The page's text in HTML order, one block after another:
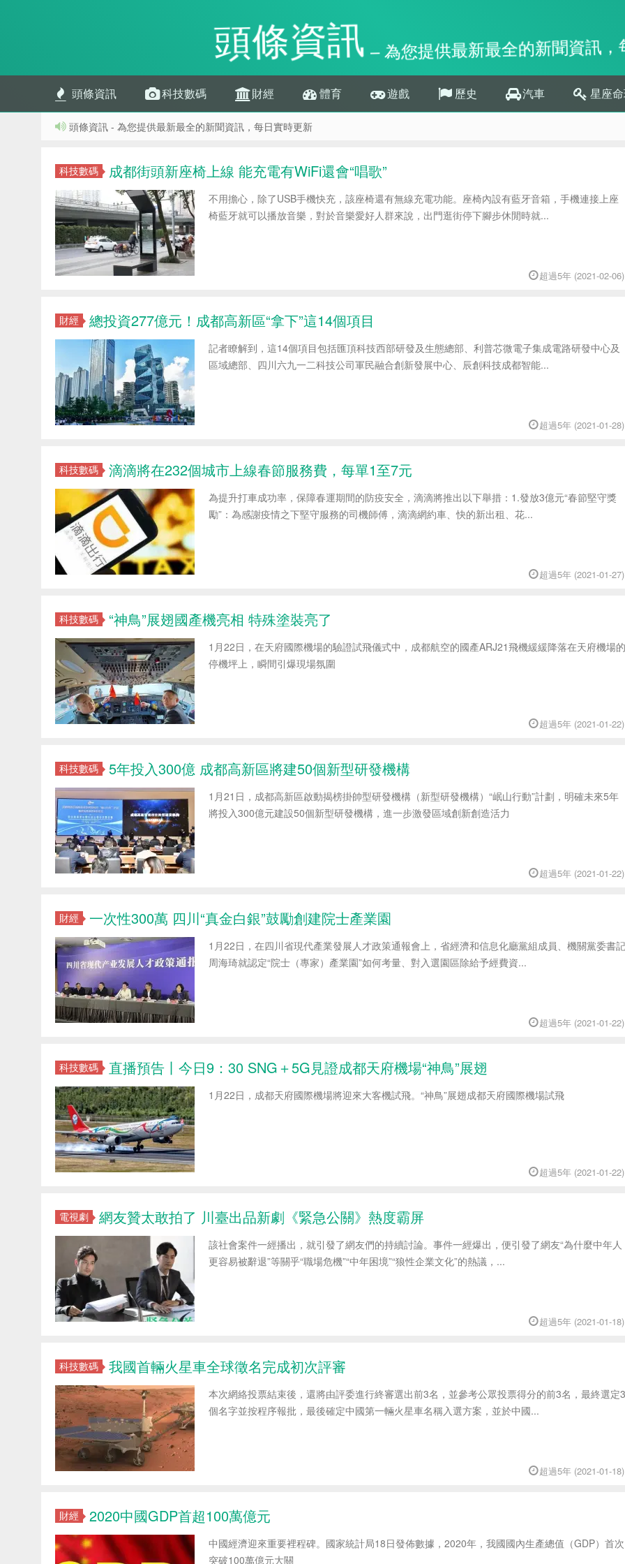
頭條資訊– 為您提供最新最全的新聞資訊
頭條資訊 科技數碼 財經 體育 遊戲 歷史 汽車 星座
頭條資訊 - 為您提供最新最全的新聞資訊，每日實時更新
科技數碼 成都街頭新座椅上線 能充電有WiFi還會“唱歌”
不用擔心，除了USB手機快充，該座椅還有無線充電功能。座椅內設有藍牙音箱，手機連接上座
椅藍牙就可以播放音樂，對於音樂愛好人群來說，出門逛街停下腳步休閒時就...
超過5年 (2021-02-06)
財經 總投資277億元！成都高新區“拿下”這14個項目
記者瞭解到，這14個項目包括匯頂科技西部研發及生態總部、利普芯微電子集成電路研發中心及
區域總部、四川六九一二科技公司軍民融合創新發展中心、辰創科技成都智能...
超過5年 (2021-01-28)
科技數碼 滴滴將在232個城市上線春節服務費，每單1至7元
為提升打車成功率，保障春運期間的防疫安全，滴滴將推出以下舉措：1.發放3億元“春節堅守獎
勵”：為感謝疫情之下堅守服務的司機師傅，滴滴網約車、快的新出租、花...
超過5年 (2021-01-27)
科技數碼 “神鳥”展翅國產機亮相 特殊塗裝亮了
1月22日，在天府國際機場的驗證試飛儀式中，成都航空的國產ARJ21飛機緩緩降落在天府機場的
停機坪上，瞬間引爆現場氛圍
超過5年 (2021-01-22)
科技數碼 5年投入300億 成都高新區將建50個新型研發機構
1月21日，成都高新區啟動揭榜掛帥型研發機構（新型研發機構）“岷山行動”計劃，明確未來5年
將投入300億元建設50個新型研發機構，進一步激發區域創新創造活力
超過5年 (2021-01-22)
財經 一次性300萬 四川“真金白銀”鼓勵創建院士產業園
1月22日，在四川省現代產業發展人才政策通報會上，省經濟和信息化廳黨組成員、機關黨委書記
周海琦就認定“院士（專家）產業園”如何考量、對入選園區除給予經費資...
超過5年 (2021-01-22)
科技數碼 直播預告丨今日9：30 SNG＋5G見證成都天府機場“神鳥”展翅
1月22日，成都天府國際機場將迎來大客機試飛。“神鳥”展翅成都天府國際機場試飛
超過5年 (2021-01-22)
電視劇 網友贊太敢拍了 川臺出品新劇《緊急公關》熱度霸屏
該社會案件一經播出，就引發了網友們的持續討論。事件一經爆出，便引發了網友“為什麼中年人
更容易被辭退”等關乎“職場危機”“中年困境”“狼性企業文化”的熱議，...
超過5年 (2021-01-18)
科技數碼 我國首輛火星車全球徵名完成初次評審
本次網絡投票結束後，還將由評委進行終審選出前3名，並參考公眾投票得分的前3名，最終選定3
個名字並按程序報批，最後確定中國第一輛火星車名稱入選方案，並於中國...
超過5年 (2021-01-18)
財經 2020中國GDP首超100萬億元
中國經濟迎來重要裡程碑。國家統計局18日發佈數據，2020年，我國國內生產總值（GDP）首次
突破100萬億元大關